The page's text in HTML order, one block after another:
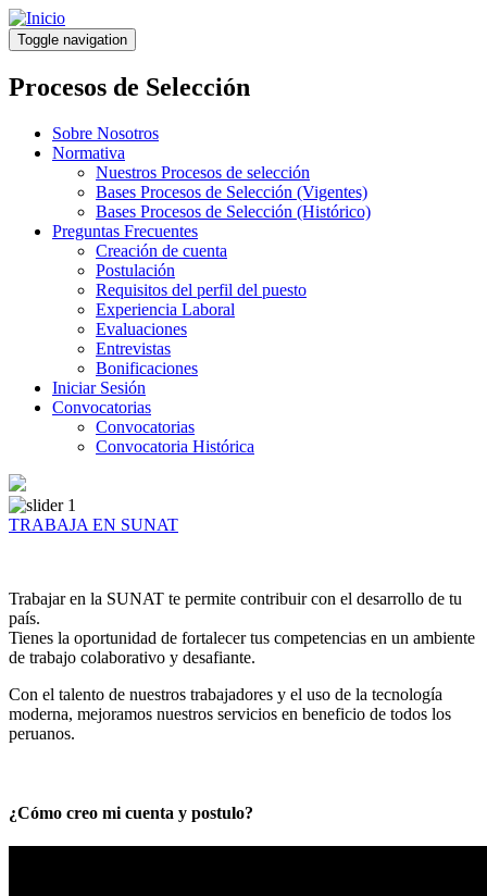
Pasar
al
contenido
principal
Toggle navigation
Procesos de Selección
Sobre Nosotros
Normativa
Nuestros Procesos de selección
Bases Procesos de Selección (Vigentes)
Bases Procesos de Selección (Histórico)
Preguntas Frecuentes
Creación de cuenta
Postulación
Requisitos del perfil del puesto
Experiencia Laboral
Evaluaciones
Entrevistas
Bonificaciones
Iniciar Sesión
Convocatorias
Convocatorias
Convocatoria Histórica
TRABAJA EN SUNAT
Trabajar en la SUNAT te permite contribuir con el desarrollo de tu
país.
Tienes la oportunidad de fortalecer tus competencias en un ambiente
de trabajo colaborativo y desafiante.
Con el talento de nuestros trabajadores y el uso de la tecnología
moderna, mejoramos nuestros servicios en beneficio de todos los
peruanos.
¿Cómo creo mi cuenta y postulo?